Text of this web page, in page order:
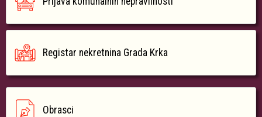
Registar nekretnina Grada Krka
Obrasci